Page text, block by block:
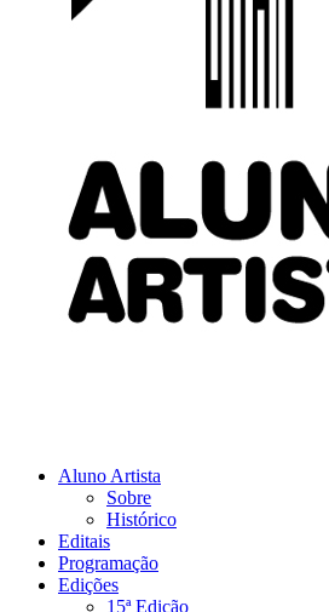
Aluno Artista
Sobre
Histórico
Editais
Programação
Edições
15ª Edição